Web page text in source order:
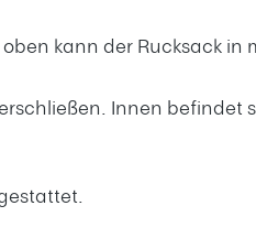
kann der Rucksack in
Innen befindet